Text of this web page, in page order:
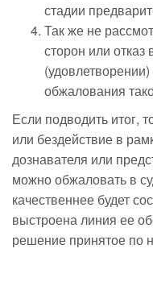
стадии
Так же не
сторон или отказ
обжалования
Если подводить итог,
или бездействие в
дознавателя или
можно обжаловать в
качественнее будет
выстроена линия ее
решение принятое по